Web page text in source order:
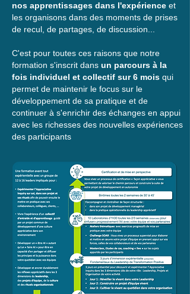
nos apprentissages dans l'expérience et
les organisons dans des moments de prises
de recul, de partages, de discussion...
C'est pour toutes ces raisons que notre
formation s'inscrit dans un parcours à la
fois individuel et collectif sur 6 mois qui
permet de maintenir le focus sur le
développement de sa pratique et de
continuer à s'enrichir des échanges en appui
avec les richesses des nouvelles expériences
des participants